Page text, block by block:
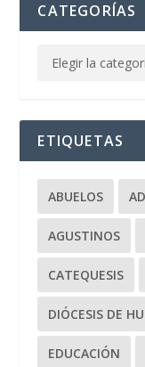
CATEGORÍAS
ETIQUETAS
ABUELOS
AGUSTINOS
CATEQUESIS
DIÓCESIS DE
EDUCACIÓN